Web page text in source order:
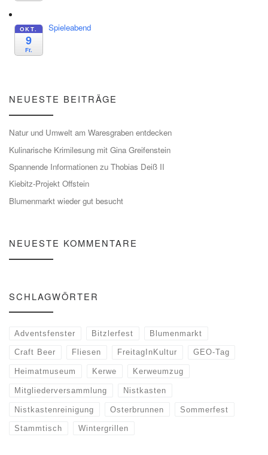
OKT.
9
Fr.
Spieleabend
NEUESTE BEITRÄGE
Natur und Umwelt am Waresgraben entdecken
Kulinarische Krimilesung mit Gina Greifenstein
Spannende Informationen zu Thobias Deiß II
Kiebitz-Projekt Offstein
Blumenmarkt wieder gut besucht
NEUESTE KOMMENTARE
SCHLAGWÖRTER
Adventsfenster Bitzlerfest Blumenmarkt
Craft Beer Fliesen FreitagInKultur GEO-Tag
Heimatmuseum Kerwe Kerweumzug
Mitgliederversammlung Nistkasten
Nistkastenreinigung Osterbrunnen Sommerfest
Stammtisch Wintergrillen